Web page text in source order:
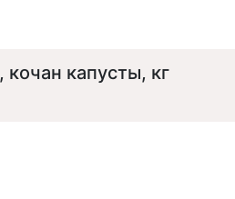
кочан капусты, кг